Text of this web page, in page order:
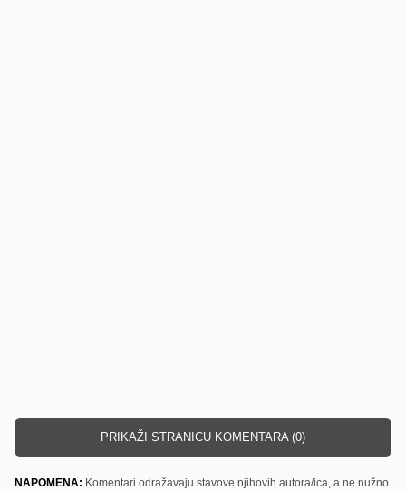
PRIKAŽI STRANICU KOMENTARA (0)
NAPOMENA: Komentari odražavaju stavove njihovih autora/ica, a ne nužno